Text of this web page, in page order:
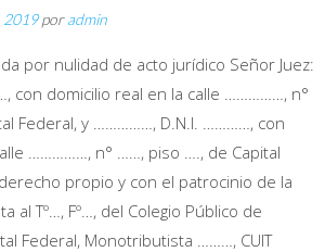
2019poradmin
por nulidad de acto jurídico Señor Juez:
con domicilio real en la calle ……………, n°
Federal, y ……………, D.N.I. …………, con
……………, n° ……, piso …., de Capital
propio y con el patrocinio de la
Tº…, Fº…, del Colegio Público de
Federal, Monotributista ………, CUIT